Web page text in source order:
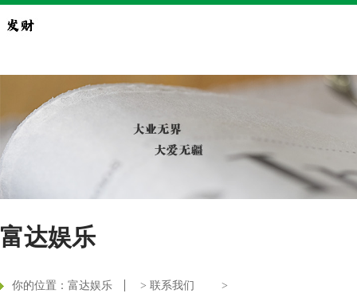
富达娱乐
你的位置： 富达娱乐 > 联系我们 >